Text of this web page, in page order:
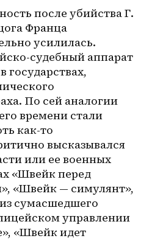
после убийства Г.
Франца
усилилась.
судебный аппарат
государствах,
По сей аналогии
времени стали
как-то
высказывался
или ее военных
«Швейк перед
«Швейк — симулянт»,
сумасшедшего
управлении
«Швейк идет